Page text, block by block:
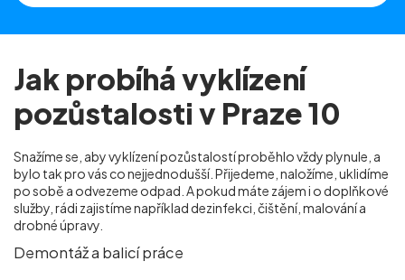
Jak probíhá vyklízení
pozůstalosti v Praze 10
Snažíme se, aby vyklízení pozůstalostí proběhlo vždy plynule, a
bylo tak pro vás co nejjednodušší. Přijedeme, naložíme, uklidíme
po sobě a odvezeme odpad. A pokud máte zájem i o doplňkové
služby, rádi zajistíme například dezinfekci, čištění, malování a
drobné úpravy.
Demontáž a balicí práce